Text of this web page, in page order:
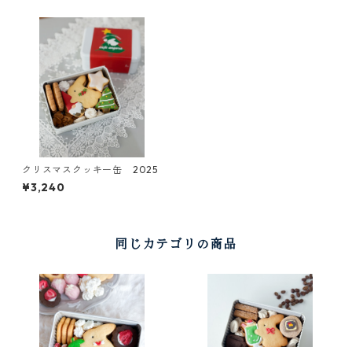
クリスマスクッキー缶 2025
¥3,240
同じカテゴリの商品